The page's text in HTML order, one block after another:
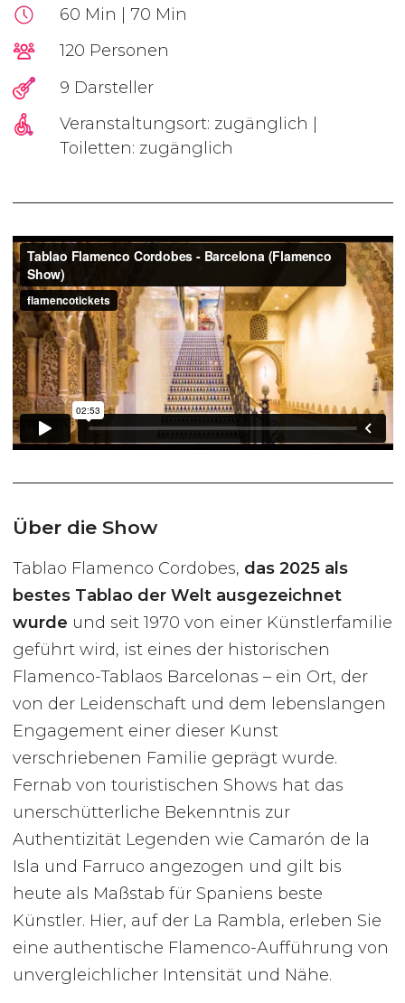
60 Min | 70 Min
120 Personen
9 Darsteller
Veranstaltungsort: zugänglich |
Toiletten: zugänglich
Über die Show
Tablao Flamenco Cordobes, das 2025 als
bestes Tablao der Welt ausgezeichnet
wurde und seit 1970 von einer Künstlerfamilie
geführt wird, ist eines der historischen
Flamenco-Tablaos Barcelonas – ein Ort, der
von der Leidenschaft und dem lebenslangen
Engagement einer dieser Kunst
verschriebenen Familie geprägt wurde.
Fernab von touristischen Shows hat das
unerschütterliche Bekenntnis zur
Authentizität Legenden wie Camarón de la
Isla und Farruco angezogen und gilt bis
heute als Maßstab für Spaniens beste
Künstler. Hier, auf der La Rambla, erleben Sie
eine authentische Flamenco-Aufführung von
unvergleichlicher Intensität und Nähe.